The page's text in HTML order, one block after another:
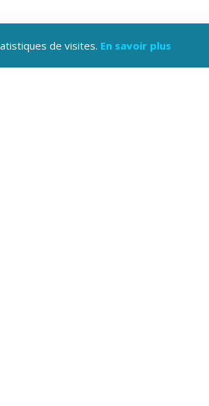
de visites. En savoir plus